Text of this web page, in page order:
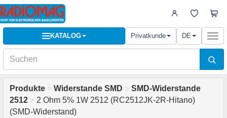
KATALOG Privatkunde DE
Produkte > Widerstande SMD > SMD-Widerstande
2512 > 2 Ohm 5% 1W 2512 (RC2512JK-2R-Hitano)
(SMD-Widerstand)